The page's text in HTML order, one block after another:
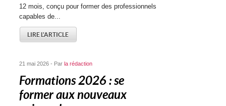
12 mois, conçu pour former des professionnels
capables de...
LIRE L'ARTICLE
21 mai 2026 - Parla rédaction
Formations 2026 : se
former aux nouveaux